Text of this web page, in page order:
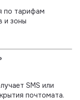
по тарифам
и зоны
SMS или
почтомата.